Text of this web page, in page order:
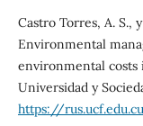
Castro Torres, A. S.,
Environmental
environmental costs
Universidad y
https://